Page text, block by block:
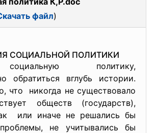
файл)
СОЦИАЛЬНОЙ ПОЛИТИКИ
политику,
обратиться вглубь истории.
что никогда не существовало
обществ (государств),
или иначе не решались бы
не учитывались бы